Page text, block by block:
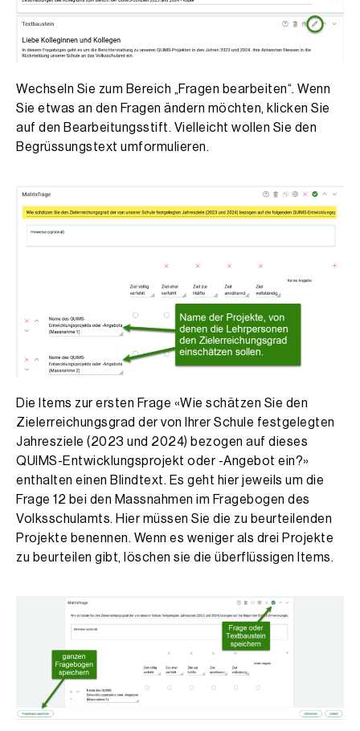
Wechseln Sie zum Bereich „Fragen bearbeiten“. Wenn
Sie etwas an den Fragen ändern möchten, klicken Sie
auf den Bearbeitungsstift. Vielleicht wollen Sie den
Begrüssungstext umformulieren.
Die Items zur ersten Frage «Wie schätzen Sie den
Zielerreichungsgrad der von Ihrer Schule festgelegten
Jahresziele (2023 und 2024) bezogen auf dieses
QUIMS-Entwicklungsprojekt oder -Angebot ein?»
enthalten einen Blindtext. Es geht hier jeweils um die
Frage 12 bei den Massnahmen im Fragebogen des
Volksschulamts. Hier müssen Sie die zu beurteilenden
Projekte benennen. Wenn es weniger als drei Projekte
zu beurteilen gibt, löschen sie die überflüssigen Items.